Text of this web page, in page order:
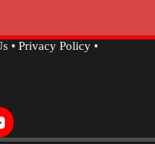
• Privacy Policy•